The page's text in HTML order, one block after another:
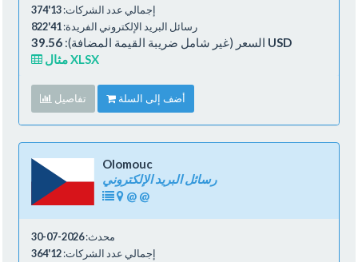
إجمالي عدد الشركات:13'374
رسائل البريد الإلكتروني الفريدة:41'822
السعر (غير شامل ضريبة القيمة المضافة): 39.56 USD
مثال XLSX
تفاصيل أضف إلى السلة
Olomouc
رسائل البريد الإلكتروني
@ @
محدث:2026-07-30
إجمالي عدد الشركات:12'364